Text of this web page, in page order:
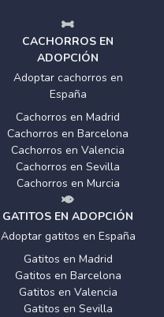
CACHORROS EN
ADOPCIÓN
Adoptar cachorros en
España
Cachorros en Madrid
Cachorros en Barcelona
Cachorros en Valencia
Cachorros en Sevilla
Cachorros en Murcia
GATITOS EN ADOPCIÓN
Adoptar gatitos en España
Gatitos en Madrid
Gatitos en Barcelona
Gatitos en Valencia
Gatitos en Sevilla